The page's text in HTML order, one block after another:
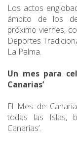
Los actos
ámbito de los
próximo viernes,
Deportes
La Palma.
Un mes para
Canarias’
El Mes de
todas las Islas,
Canarias’.